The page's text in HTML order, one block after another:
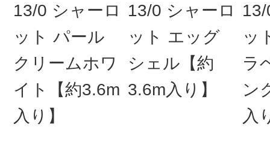
13/0 シャーロ
ット パール
クリームホワ
イト【約3.6m
入り】
13/0 シャーロ
ット エッグ
シェル【約
3.6m入り】
ッ
ラ
ン
入